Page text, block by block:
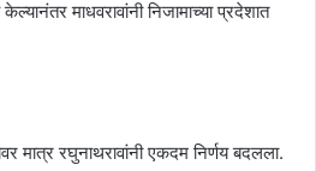
माधवरावांनी निजामाच्या प्रदेशात
मात्र रघुनाथरावांनी एकदम निर्णय बदलला.